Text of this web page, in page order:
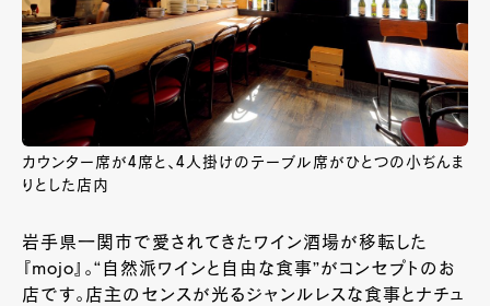
カウンター席が4席と、4人掛けのテーブル席がひとつの小ぢんま
りとした店内
岩手県一関市で愛されてきたワイン酒場が移転した
『mojo』。“自然派ワインと自由な食事”がコンセプトのお
店です。店主のセンスが光るジャンルレスな食事とナチュ